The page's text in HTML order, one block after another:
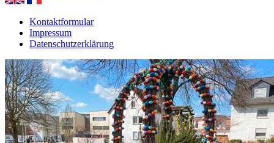
Kontaktformular
Impressum
Datenschutzerklärung